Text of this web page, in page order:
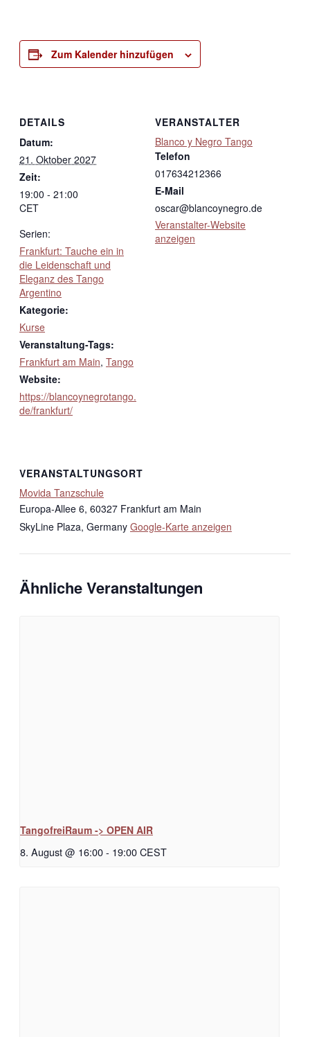
Zum Kalender hinzufügen
DETAILS
Datum:
21. Oktober 2027
Zeit:
19:00 - 21:00
CET
Serien:
Frankfurt: Tauche ein in
die Leidenschaft und
Eleganz des Tango
Argentino
Kategorie:
Kurse
Veranstaltung-Tags:
Frankfurt am Main, Tango
Website:
https://blancoynegrotango.
de/frankfurt/
VERANSTALTER
Blanco y Negro Tango
Telefon
017634212366
E-Mail
oscar@blancoynegro.de
Veranstalter-Website
anzeigen
VERANSTALTUNGSORT
Movida Tanzschule
Europa-Allee 6, 60327 Frankfurt am Main
SkyLine Plaza, Germany Google-Karte anzeigen
Ähnliche Veranstaltungen
TangofreiRaum -> OPEN AIR
8. August @ 16:00- 19:00CEST